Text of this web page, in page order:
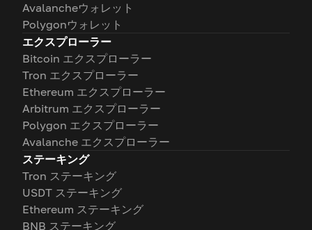
Avalancheウォレット
Polygonウォレット
エクスプローラー
Bitcoin エクスプローラー
Tron エクスプローラー
Ethereum エクスプローラー
Arbitrum エクスプローラー
Polygon エクスプローラー
Avalanche エクスプローラー
ステーキング
Tron ステーキング
USDT ステーキング
Ethereum ステーキング
BNB ステーキング